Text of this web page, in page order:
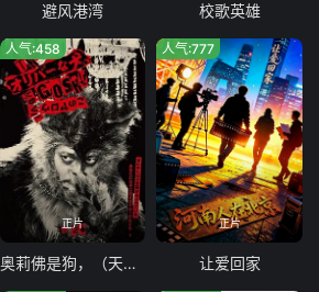
避风港湾 校歌英雄
正片
人气:458
奥莉佛是狗，（天哪！！）这家伙电影版
正片
人气:777
让爱回家